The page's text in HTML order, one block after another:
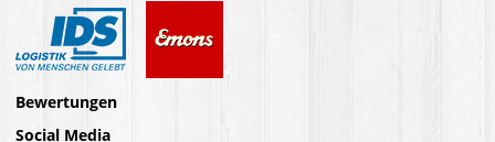
Bewertungen
Social Media